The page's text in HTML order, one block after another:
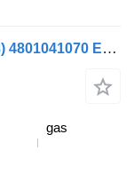
WABCO LIONS CITY A26 (01.98-12.13) 4801041070 EBS modulator za MAN Lion's (1991) autobusa
gas